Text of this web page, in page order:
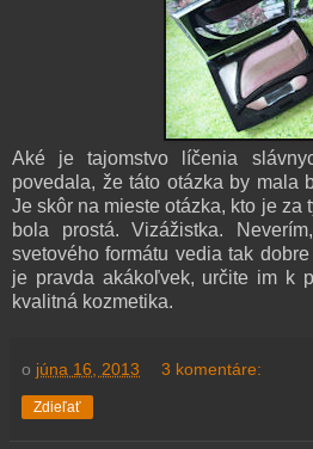
Aké je tajomstvo líčenia
povedala, že táto otázka by mala
Je skôr na mieste otázka, kto je za
bola prostá. Vizážistka.
svetového formátu vedia tak
je pravda akákoľvek, určite im k
kvalitná kozmetika.
o júna 16, 2013 3 komentáre:
Zdieľať